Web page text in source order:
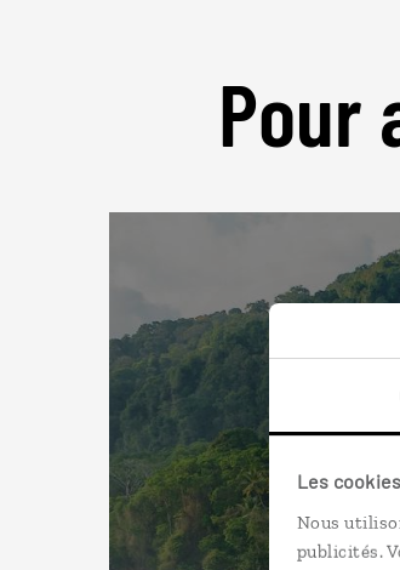
Les
Nous
publicités.
Pour